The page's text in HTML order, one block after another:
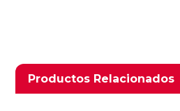
Productos Relacionados
Productos